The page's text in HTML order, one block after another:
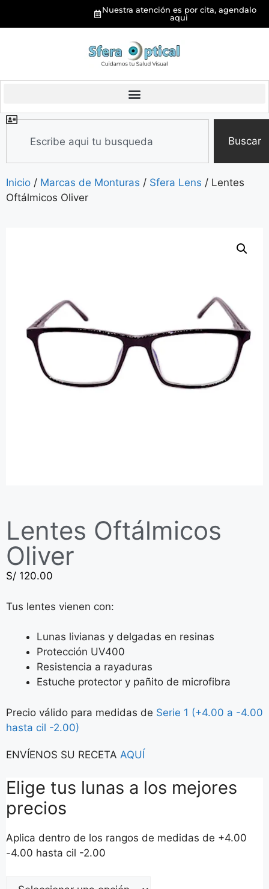
Nuestra atención es por cita, agendalo
aqui
Buscar
Inicio / Marcas de Monturas / Sfera Lens / Lentes
Oftálmicos Oliver
Lentes Oftálmicos
Oliver
S/ 120.00
Tus lentes vienen con:
Lunas livianas y delgadas en resinas
Protección UV400
Resistencia a rayaduras
Estuche protector y pañito de microfibra
Precio válido para medidas de Serie 1 (+4.00 a -4.00
hasta cil -2.00)
ENVÍENOS SU RECETA AQUÍ
Elige tus lunas a los mejores
precios
Aplica dentro de los rangos de medidas de +4.00
-4.00 hasta cil -2.00